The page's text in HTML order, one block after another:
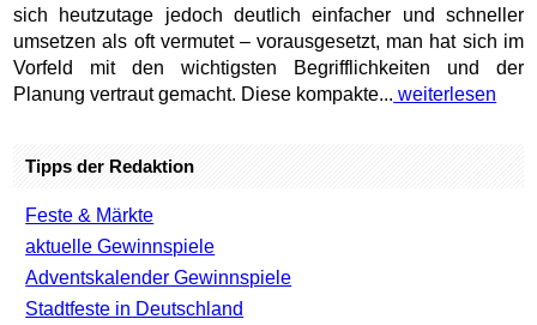
sich heutzutage jedoch deutlich einfacher und schneller
umsetzen als oft vermutet – vorausgesetzt, man hat sich im
Vorfeld mit den wichtigsten Begrifflichkeiten und der
Planung vertraut gemacht. Diese kompakte... weiterlesen
Tipps der Redaktion
Feste & Märkte
aktuelle Gewinnspiele
Adventskalender Gewinnspiele
Stadtfeste in Deutschland